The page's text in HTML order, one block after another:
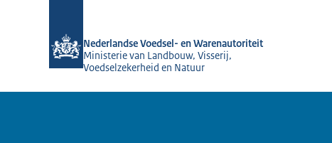
Nederlandse Voedsel- en Warenautoriteit
Ministerie van Landbouw, Visserij,
Voedselzekerheid en Natuur